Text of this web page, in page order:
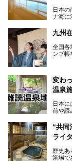
ンに
魅力を
日本
ナ海に
ずの豊
けてや
そんな
と同時
九州
全国各
ンプ帳
な方な
変わ
温泉
日本
前や読
そこで
形式
難読
いくつ
“共同
ライ
歴史あ
浴場で